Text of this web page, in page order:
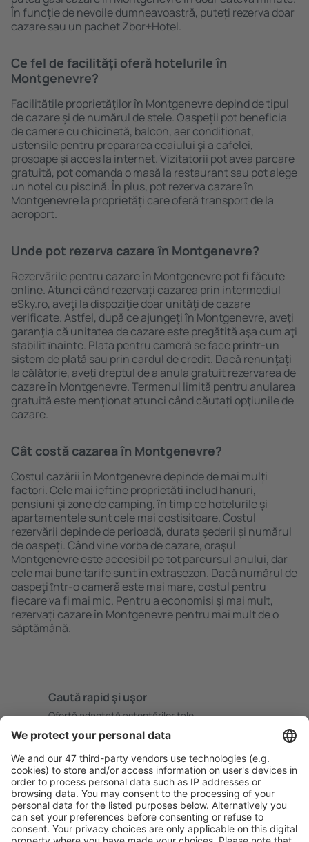
În funcție de nevoile dumneavoastră, puteți rezerva doar
cazare sau un pachet Zbor+Hotel.
Ce fel de facilităţi oferă hotelurile în
Montgenevre?
Facilitățile proprietăţilor în Montgenevre depind de tipul
de cazare și de numărul de stele. Oaspeții pot beneficia
de camere cu chicinetă, balcon, aer condiționat,
ustensile pentru prepararea ceaiului şi a cafelei,
prosoape și acces la internet. Vizitatorii pot avea parcare
gratuită, pot comanda o masă la restaurant sau pot alege
un hotel cu piscină. În plus, pot rezerva cazare în
Montgenevre la proprietăți care oferă transport de la
aeroport.
Unde pot rezerva cazare în Montgenevre?
Rezervările pentru cazare în Montgenevre pot fi făcute
online. Atunci când rezervați cazarea prin intermediul
eSky.ro, aveţi la dispoziţie doar unităţi de cazare
verificate. Astfel, după ce ajungeți în Montgenevre, aveţi
garanţia că unitatea de cazare este pregătită aşa cum aţi
stabilit ȋnainte. Plata pentru cameră se face printr-un
sistem de plată sau prin cardul de credit. Dacă renunţaţi
la călătorie, aveți dreptul de a anula gratuit rezervarea de
cazare în Montgenevre. Termenul limită pentru anularea
gratuită este menţionat atunci când căutați opţiunile de
cazare.
Cât costă cazarea în Montgenevre?
Costul cazării în Montgenevre depinde de mai mulți
factori. Cele mai ieftine proprietăți includ hanuri,
pensiuni și zone de camping, în timp ce hotelurile și
apartamentele sunt cele mai costisitoare. Costul
rezervării depinde de perioadă, durata șederii și numărul
de oaspeți. Când vine vorba de cazare, oraşul
Montgenevre este accesibil pe tot parcursul anului, dar
cele mai bune tarife sunt în extrasezon. Dacă numărul de
oaspeţi ȋntr-o cameră este mai mare, costul pentru
fiecare va fi mai mic. Pentru a economisi şi mai mult,
rezervați cazare în Montgenevre pentru mai mult de o
săptămână.
Caută rapid şi uşor
Ofertă adaptată aşteptărilor tale.
Planifică ȋn siguranţă
Rezervare fără griji cu opțiune gratuită de anulare.
Economiseşte mai mult
Prețuri atractive și oferte speciale pentru utilizatorii